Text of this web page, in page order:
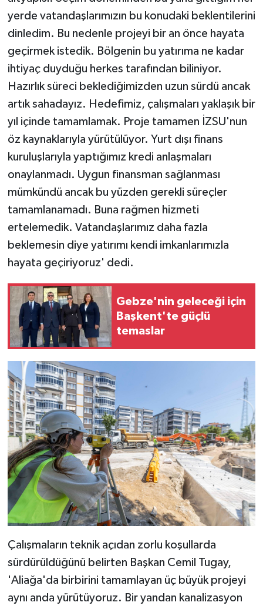
yerde vatandaşlarımızın bu konudaki beklentilerini
dinledim. Bu nedenle projeyi bir an önce hayata
geçirmek istedik. Bölgenin bu yatırıma ne kadar
ihtiyaç duyduğu herkes tarafından biliniyor.
Hazırlık süreci beklediğimizden uzun sürdü ancak
artık sahadayız. Hedefimiz, çalışmaları yaklaşık bir
yıl içinde tamamlamak. Proje tamamen İZSU'nun
öz kaynaklarıyla yürütülüyor. Yurt dışı finans
kuruluşlarıyla yaptığımız kredi anlaşmaları
onaylanmadı. Uygun finansman sağlanması
mümkündü ancak bu yüzden gerekli süreçler
tamamlanamadı. Buna rağmen hizmeti
ertelemedik. Vatandaşlarımız daha fazla
beklemesin diye yatırımı kendi imkanlarımızla
hayata geçiriyoruz' dedi.
Gebze'nin geleceği için
Başkent'te güçlü
temaslar
Çalışmaların teknik açıdan zorlu koşullarda
sürdürüldüğünü belirten Başkan Cemil Tugay,
'Aliağa'da birbirini tamamlayan üç büyük projeyi
aynı anda yürütüyoruz. Bir yandan kanalizasyon